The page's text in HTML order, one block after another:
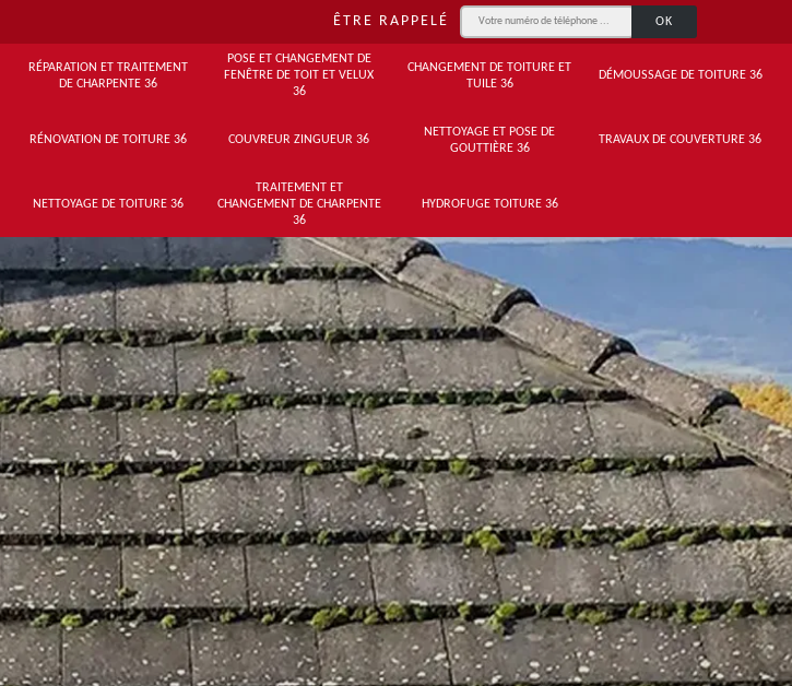
ÊTRE RAPPELÉ
RÉPARATION ET TRAITEMENT
DE CHARPENTE 36
POSE ET CHANGEMENT DE
FENÊTRE DE TOIT ET VELUX
36
CHANGEMENT DE TOITURE ET
TUILE 36
DÉMOUSSAGE DE TOITURE 36
RÉNOVATION DE TOITURE 36 COUVREUR ZINGUEUR 36
NETTOYAGE ET POSE DE
GOUTTIÈRE 36
TRAVAUX DE COUVERTURE 36
NETTOYAGE DE TOITURE 36
TRAITEMENT ET
CHANGEMENT DE CHARPENTE
36
HYDROFUGE TOITURE 36